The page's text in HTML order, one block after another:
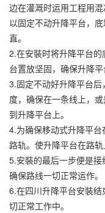
边在灌溉时运用工程用
以固定不动升降平台，
直。
2.在安裝时将升降平台
台置放坚固，确保升降平
3.固定不动好升降平台
度，确保在一条线上，
到升降平台上。
4.为确保移动式升降平
路轨。使升降平台在路轨
5.安裝的最后一步便是接
确保路线一切正常运作。
6.在四川升降平台安裝
切正常工作中。